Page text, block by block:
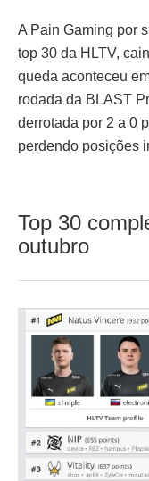
A Pain Gaming por
top 30 da HLTV,
queda aconteceu
rodada da BLAST
derrotada por 2 a 0
perdendo posições
Top 30
outubro